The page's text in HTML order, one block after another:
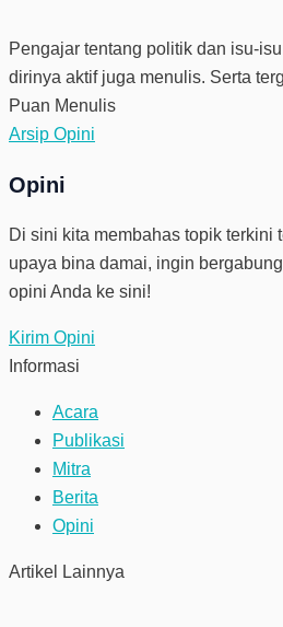
Pengajar tentang politik dan isu-
dirinya aktif juga menulis. Serta
Puan Menulis
Arsip Opini
Opini
Di sini kita membahas topik terkini
upaya bina damai, ingin
opini Anda ke sini!
Kirim Opini
Informasi
Acara
Publikasi
Mitra
Berita
Opini
Artikel Lainnya